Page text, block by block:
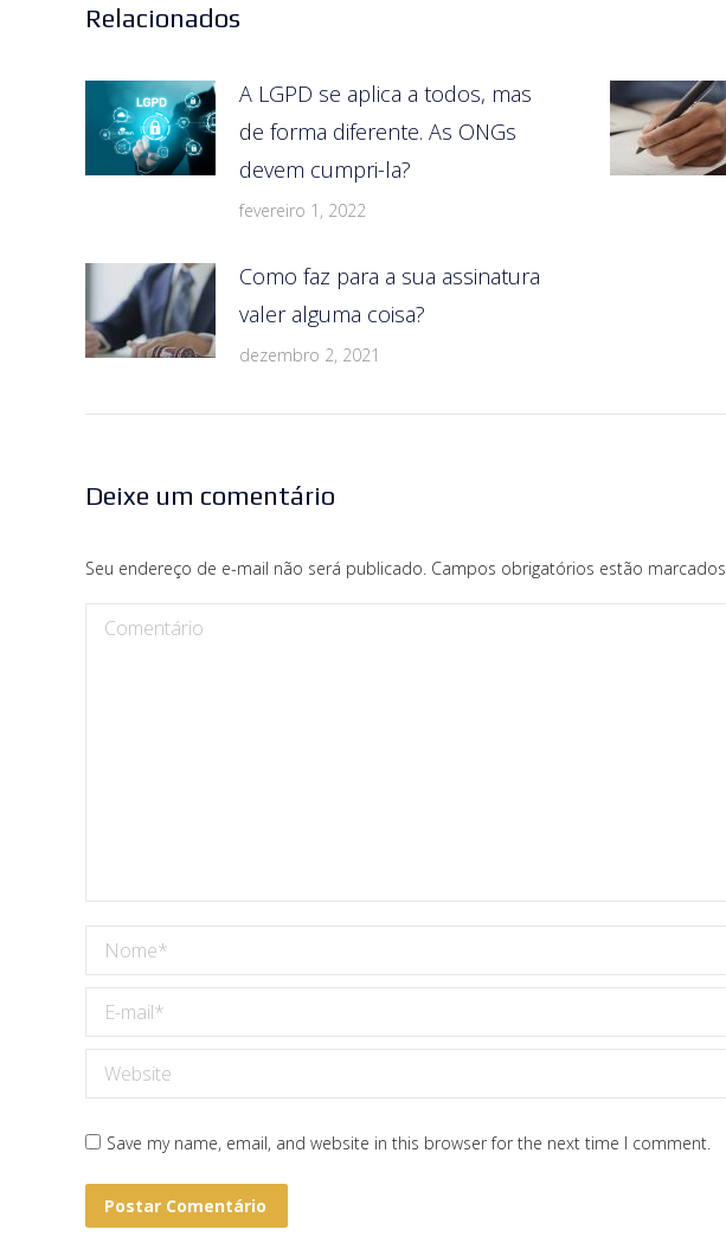
Relacionados
A LGPD se aplica a todos, mas
de forma diferente. As ONGs
devem cumpri-la?
fevereiro 1, 2022
Como faz para a sua assinatura
valer alguma coisa?
dezembro 2, 2021
Deixe um comentário
Seu endereço de e-mail não será publicado. Campos obrigatórios estão marcados
Comentário
Nome *
E-mail *
Website
Save my name, email, and website in this browser for the next time I comment.
Postar Comentário